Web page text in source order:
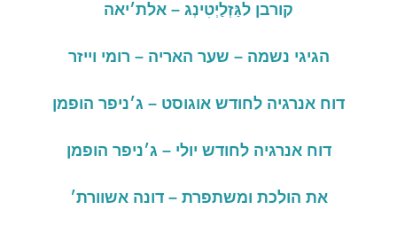
קורבן לגַּזְלַיְטִינְג – אלת׳יאה
הגיגי נשמה – שער האריה – רומי וייזר
דוח אנרגיה לחודש אוגוסט – ג׳ניפר הופמן
דוח אנרגיה לחודש יולי – ג׳ניפר הופמן
את הולכת ומשתפרת – דונה אשוורת׳